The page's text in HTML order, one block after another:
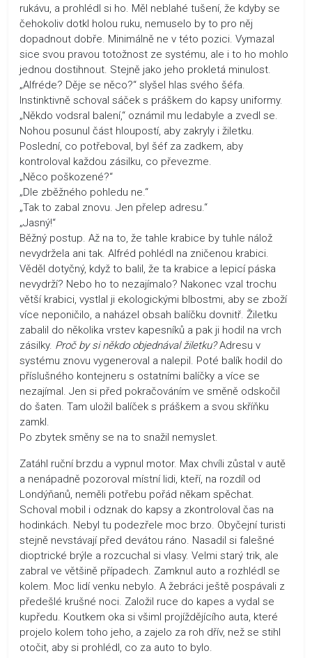
rukávu, a prohlédl si ho. Měl neblahé tušení, že kdyby se
čehokoliv dotkl holou ruku, nemuselo by to pro něj
dopadnout dobře. Minimálně ne v této pozici. Vymazal
sice svou pravou totožnost ze systému, ale i to ho mohlo
jednou dostihnout. Stejně jako jeho prokletá minulost.
„Alfréde? Děje se něco?“ slyšel hlas svého šéfa.
Instinktivně schoval sáček s práškem do kapsy uniformy.
„Někdo vodsral balení,“ oznámil mu ledabyle a zvedl se.
Nohou posunul část hloupostí, aby zakryly i žiletku.
Poslední, co potřeboval, byl šéf za zadkem, aby
kontroloval každou zásilku, co převezme.
„Něco poškozené?“
„Dle zběžného pohledu ne.“
„Tak to zabal znovu. Jen přelep adresu.“
„Jasný!“
Běžný postup. Až na to, že tahle krabice by tuhle nálož
nevydržela ani tak. Alfréd pohlédl na zničenou krabici.
Věděl dotyčný, když to balil, že ta krabice a lepicí páska
nevydrží? Nebo ho to nezajímalo? Nakonec vzal trochu
větší krabici, vystlal ji ekologickými blbostmi, aby se zboží
více neponičilo, a naházel obsah balíčku dovnitř. Žiletku
zabalil do několika vrstev kapesníků a pak ji hodil na vrch
zásilky. Proč by si někdo objednával žiletku?Adresu v
systému znovu vygeneroval a nalepil. Poté balík hodil do
příslušného kontejneru s ostatními balíčky a více se
nezajímal. Jen si před pokračováním ve směně odskočil
do šaten. Tam uložil balíček s práškem a svou skříňku
zamkl.
Po zbytek směny se na to snažil nemyslet.
Zatáhl ruční brzdu a vypnul motor. Max chvíli zůstal v autě
a nenápadně pozoroval místní lidi, kteří, na rozdíl od
Londýňanů, neměli potřebu pořád někam spěchat.
Schoval mobil i odznak do kapsy a zkontroloval čas na
hodinkách. Nebyl tu podezřele moc brzo. Obyčejní turisti
stejně nevstávají před devátou ráno. Nasadil si falešné
dioptrické brýle a rozcuchal si vlasy. Velmi starý trik, ale
zabral ve většině případech. Zamknul auto a rozhlédl se
kolem. Moc lidí venku nebylo. A žebráci ještě pospávali z
předešlé krušné noci. Založil ruce do kapes a vydal se
kupředu. Koutkem oka si všiml projíždějícího auta, které
projelo kolem toho jeho, a zajelo za roh dřív, než se stihl
otočit, aby si prohlédl, co za auto to bylo.